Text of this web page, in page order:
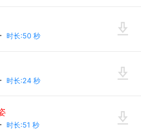
时长:50 秒
时长:24 秒
时长:51 秒